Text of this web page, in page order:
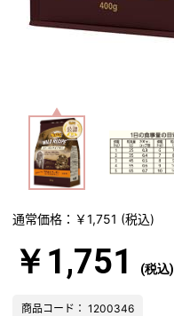
通常価格：￥1,751 (税込)
￥1,751 (税込)
商品コード： 1200346